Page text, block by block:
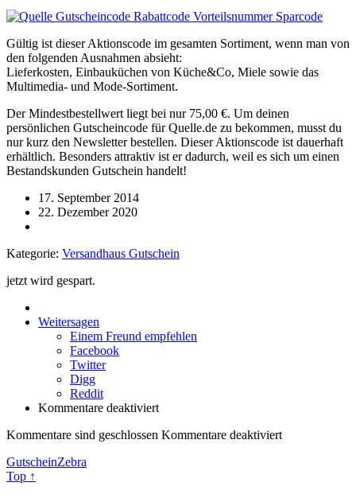
Gültig ist dieser Aktionscode im gesamten Sortiment, wenn man von
den folgenden Ausnahmen absieht:
Lieferkosten, Einbauküchen von Küche&Co, Miele sowie das
Multimedia- und Mode-Sortiment.
Der Mindestbestellwert liegt bei nur 75,00 €. Um deinen
persönlichen Gutscheincode für Quelle.de zu bekommen, musst du
nur kurz den Newsletter bestellen. Dieser Aktionscode ist dauerhaft
erhältlich. Besonders attraktiv ist er dadurch, weil es sich um einen
Bestandskunden Gutschein handelt!
17. September 2014
22. Dezember 2020
Kategorie: Versandhaus Gutschein
jetzt wird gespart.
Weitersagen
Einem Freund empfehlen
Facebook
Twitter
Digg
Reddit
Kommentare deaktiviert
Kommentare sind geschlossen Kommentare deaktiviert
GutscheinZebra
Top ↑